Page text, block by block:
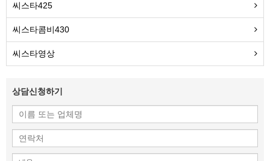
씨스타425
씨스타콤비430
씨스타영상
상담신청하기